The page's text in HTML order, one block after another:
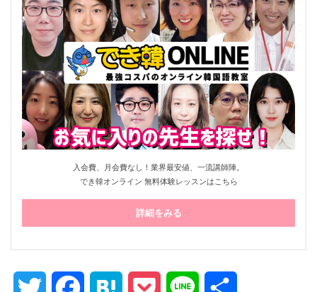
入会費、月会費なし！業界最安値、一流講師陣。
詳細をみる